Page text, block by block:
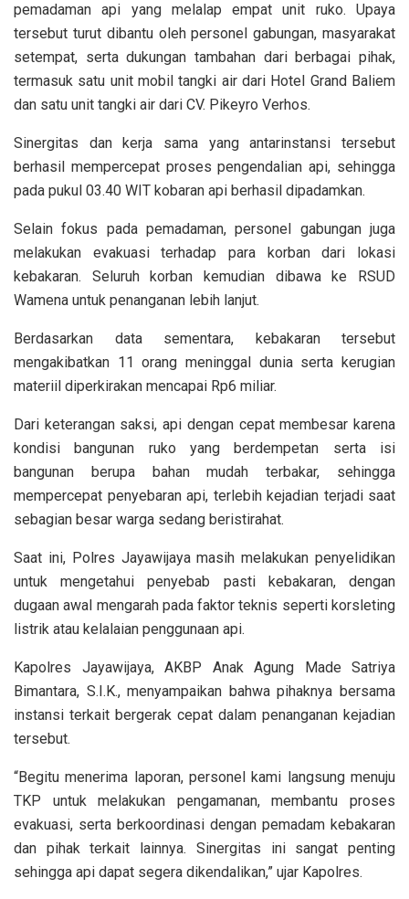
pemadaman api yang melalap empat unit ruko. Upaya
tersebut turut dibantu oleh personel gabungan, masyarakat
setempat, serta dukungan tambahan dari berbagai pihak,
termasuk satu unit mobil tangki air dari Hotel Grand Baliem
dan satu unit tangki air dari CV. Pikeyro Verhos.
Sinergitas dan kerja sama yang antarinstansi tersebut
berhasil mempercepat proses pengendalian api, sehingga
pada pukul 03.40 WIT kobaran api berhasil dipadamkan.
Selain fokus pada pemadaman, personel gabungan juga
melakukan evakuasi terhadap para korban dari lokasi
kebakaran. Seluruh korban kemudian dibawa ke RSUD
Wamena untuk penanganan lebih lanjut.
Berdasarkan data sementara, kebakaran tersebut
mengakibatkan 11 orang meninggal dunia serta kerugian
materiil diperkirakan mencapai Rp6 miliar.
Dari keterangan saksi, api dengan cepat membesar karena
kondisi bangunan ruko yang berdempetan serta isi
bangunan berupa bahan mudah terbakar, sehingga
mempercepat penyebaran api, terlebih kejadian terjadi saat
sebagian besar warga sedang beristirahat.
Saat ini, Polres Jayawijaya masih melakukan penyelidikan
untuk mengetahui penyebab pasti kebakaran, dengan
dugaan awal mengarah pada faktor teknis seperti korsleting
listrik atau kelalaian penggunaan api.
Kapolres Jayawijaya, AKBP Anak Agung Made Satriya
Bimantara, S.I.K., menyampaikan bahwa pihaknya bersama
instansi terkait bergerak cepat dalam penanganan kejadian
tersebut.
“Begitu menerima laporan, personel kami langsung menuju
TKP untuk melakukan pengamanan, membantu proses
evakuasi, serta berkoordinasi dengan pemadam kebakaran
dan pihak terkait lainnya. Sinergitas ini sangat penting
sehingga api dapat segera dikendalikan,” ujar Kapolres.